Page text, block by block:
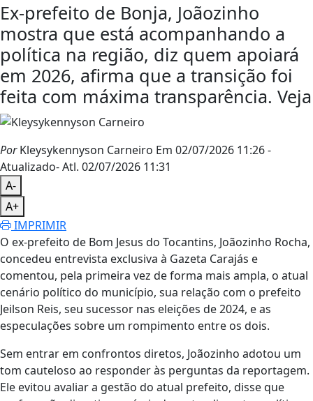
Ex-prefeito de Bonja, Joãozinho
mostra que está acompanhando a
política na região, diz quem apoiará
em 2026, afirma que a transição foi
feita com máxima transparência. Veja
PorKleysykennyson Carneiro Em 02/07/2026 11:26-
Atualizado- Atl. 02/07/2026 11:31
A-
A+
IMPRIMIR
O ex-prefeito de Bom Jesus do Tocantins, Joãozinho Rocha,
concedeu entrevista exclusiva à Gazeta Carajás e
comentou, pela primeira vez de forma mais ampla, o atual
cenário político do município, sua relação com o prefeito
Jeilson Reis, seu sucessor nas eleições de 2024, e as
especulações sobre um rompimento entre os dois.
Sem entrar em confrontos diretos, Joãozinho adotou um
tom cauteloso ao responder às perguntas da reportagem.
Ele evitou avaliar a gestão do atual prefeito, disse que